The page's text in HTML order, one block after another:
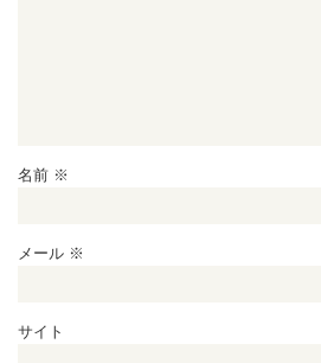
名前 ※
メール ※
サイト